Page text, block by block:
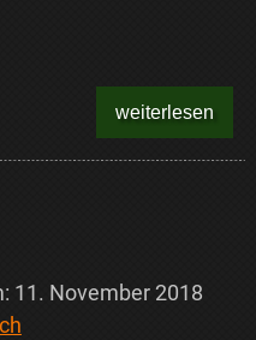
weiterlesen
11. November 2018